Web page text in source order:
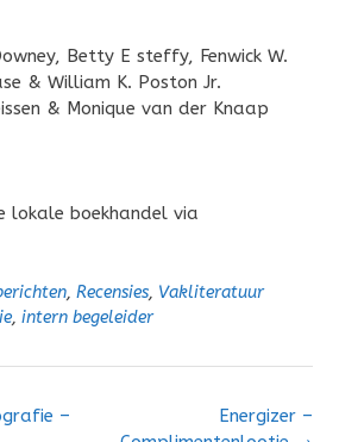
Betty E steffy, Fenwick W.
& William K. Poston Jr.
& Monique van der Knaap
lokale boekhandel via
, Recensies, Vakliteratuur
, intern begeleider
Energizer –
–